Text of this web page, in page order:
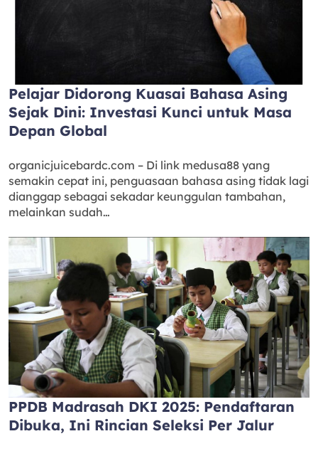
Pelajar Didorong Kuasai Bahasa Asing
Sejak Dini: Investasi Kunci untuk Masa
Depan Global
organicjuicebardc.com – Di link medusa88 yang
semakin cepat ini, penguasaan bahasa asing tidak lagi
dianggap sebagai sekadar keunggulan tambahan,
melainkan sudah…
PPDB Madrasah DKI 2025: Pendaftaran
Dibuka, Ini Rincian Seleksi Per Jalur